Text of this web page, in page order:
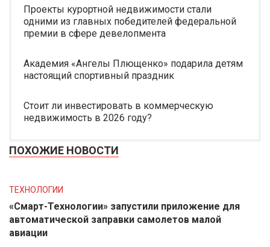
Проекты курортной недвижимости стали
одними из главных победителей федеральной
премии в сфере девелопмента
Академия «Ангелы Плющенко» подарила детям
настоящий спортивный праздник
Стоит ли инвестировать в коммерческую
недвижимость в 2026 году?
ПОХОЖИЕ НОВОСТИ
ТЕХНОЛОГИИ
«Смарт-Технологии» запустили приложение для
автоматической заправки самолетов малой
авиации